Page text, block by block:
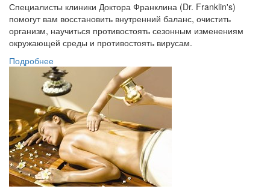
Специалисты клиники Доктора Франклина (Dr. Franklin's)
помогут вам восстановить внутренний баланс, очистить
организм, научиться противостоять сезонным изменениям
окружающей среды и противостоять вирусам.
Подробнее